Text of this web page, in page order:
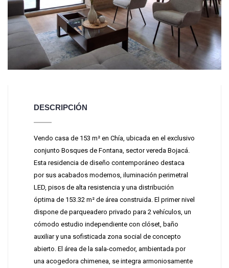
DESCRIPCIÓN
Vendo casa de 153 m² en Chía, ubicada en el exclusivo
conjunto Bosques de Fontana, sector vereda Bojacá.
Esta residencia de diseño contemporáneo destaca
por sus acabados modernos, iluminación perimetral
LED, pisos de alta resistencia y una distribución
óptima de 153.32 m² de área construida. El primer nivel
dispone de parqueadero privado para 2 vehículos, un
cómodo estudio independiente con clóset, baño
auxiliar y una sofisticada zona social de concepto
abierto. El área de la sala-comedor, ambientada por
una acogedora chimenea, se integra armoniosamente